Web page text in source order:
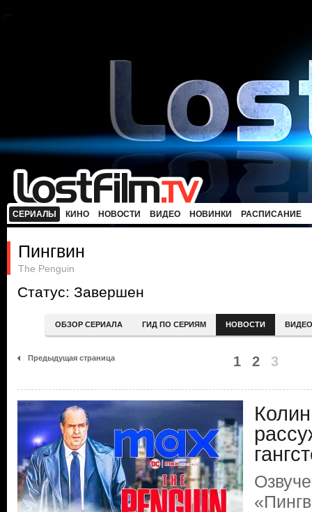
СЕРИАЛЫ КИНО НОВОСТИ ВИДЕО НОВИНКИ РАСПИСАНИЕ
Пингвин
The Penguin
Статус: Завершен
ОБЗОР СЕРИАЛА ГИД ПО СЕРИЯМ НОВОСТИ ВИДЕО
Предыдущая страница 1 2 3